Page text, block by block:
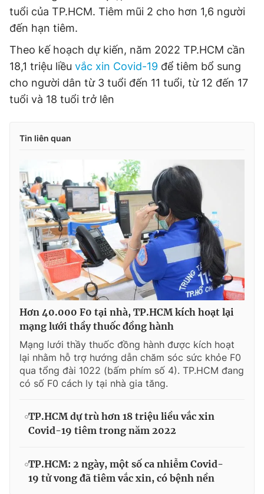
tuổi của TP.HCM. Tiêm mũi 2 cho hơn 1,6 người
đến hạn tiêm.
Theo kế hoạch dự kiến, năm 2022 TP.HCM cần
18,1 triệu liều vắc xin Covid-19 để tiêm bổ sung
cho người dân từ 3 tuổi đến 11 tuổi, từ 12 đến 17
tuổi và 18 tuổi trở lên
Tin liên quan
Hơn 40.000 F0 tại nhà, TP.HCM kích hoạt lại
mạng lưới thầy thuốc đồng hành
Mạng lưới thầy thuốc đồng hành được kích hoạt
lại nhằm hỗ trợ hướng dẫn chăm sóc sức khỏe F0
qua tổng đài 1022 (bấm phím số 4). TP.HCM đang
có số F0 cách ly tại nhà gia tăng.
TP.HCM dự trù hơn 18 triệu liều vắc xin
Covid-19 tiêm trong năm 2022
TP.HCM: 2 ngày, một số ca nhiễm Covid-
19 tử vong đã tiêm vắc xin, có bệnh nền